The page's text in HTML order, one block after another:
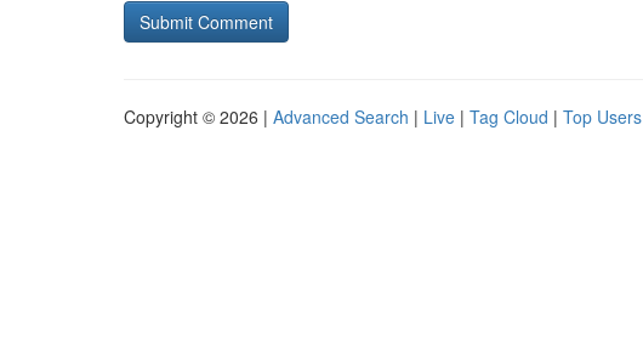
Copyright © 2026 | Advanced Search | Live | Tag Cloud | Top Users